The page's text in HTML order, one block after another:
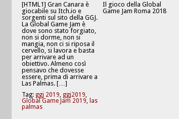
[HTML1] Gran Canara è
giocabile su Itch.io e
sorgenti sul sito della GGJ.
La Global Game Jam è
dove sono stato forgiato,
non si dorme, non si
mangia, non ci si riposa il
cervello, si lavora e basta
per arrivare ad un
obiettivo. Almeno così
pensavo che dovesse
essere, prima di arrivare a
Las Palmas. […]
Tag: ggj 2019, ggj2019,
Global Game Jam 2019, las
palmas
Il gioco della Global
Game Jam Roma 2018